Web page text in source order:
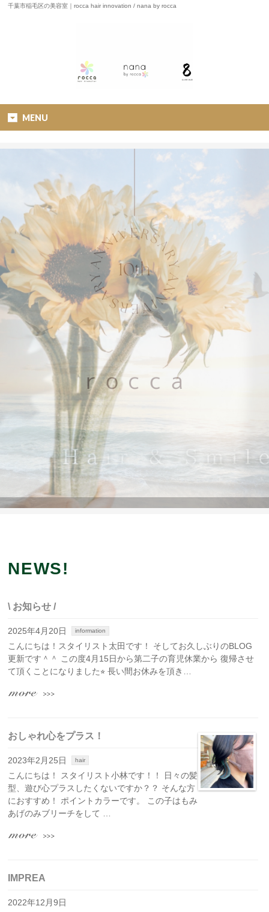
千葉市稲毛区の美容室｜rocca hair innovation / nana by rocca
MENU
NEWS!
\ お知らせ /
2025年4月20日 information
こんにちは！スタイリスト太田です！ そしてお久しぶりのBLOG
更新です＾＾ この度4月15日から第二子の育児休業から 復帰させ
て頂くことになりました⭐︎ 長い間お休みを頂き…
おしゃれ心をプラス！
2023年2月25日 hair
こんにちは！ スタイリスト小林です！！ 日々の髪
型、遊び心プラスしたくないですか？？ そんな方
におすすめ！ ポイントカラーです。 この子はもみ
あげのみブリーチをして …
IMPREA
2022年12月9日